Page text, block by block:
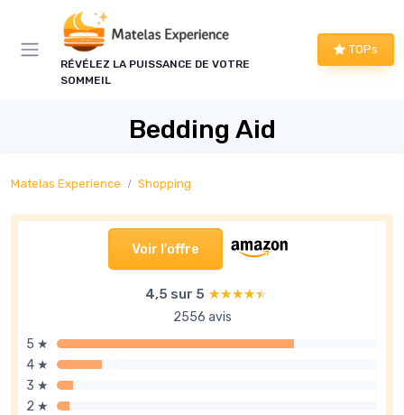
RÉVÉLEZ LA PUISSANCE DE VOTRE
SOMMEIL
TOPs
Bedding Aid
Matelas Experience Shopping
Voir l'offre
4,5 sur 5 ★★★★★
★★★★★
2556 avis
5 ★
4 ★
3 ★
2 ★
Panneau de gestion des cookies